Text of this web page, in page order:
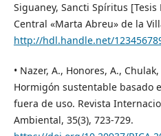
Siguaney, Sancti Spíritus
Central «Marta Abreu» de la
http://hdl.handle.net/
• Nazer, A., Honores, A., Chulak,
Hormigón sustentable basado
fuera de uso. Revista
Ambiental, 35(3), 723-729.